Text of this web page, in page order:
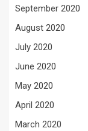
September 2020
August 2020
July 2020
June 2020
May 2020
April 2020
March 2020